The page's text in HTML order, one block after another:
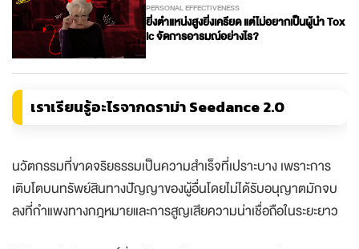
PERSONAL EFFECTIVENESS
ยิ่งตำแหน่งสูงยิ่งเครียด แต่ไม่อยากเป็นผู้นำ Tox
ic จัดการอารมณ์อย่างไร?
เราเรียนรู้อะไรจากดราม่า Seedance 2.0
นวัตกรรมที่ขาดจริยธรรมเป็นความสำเร็จที่เปราะบาง เพราะการ
เติบโตบนทรัพย์สินทางปัญญาของผู้อื่นโดยไม่ได้รับอนุญาตมักจบ
ลงที่กำแพงทางกฎหมายและการสูญเสียความน่าเชื่อถือในระยะยาว